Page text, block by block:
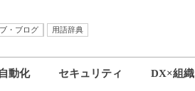
・ブログ
用語辞典
動化 セキュリティ DX×組織